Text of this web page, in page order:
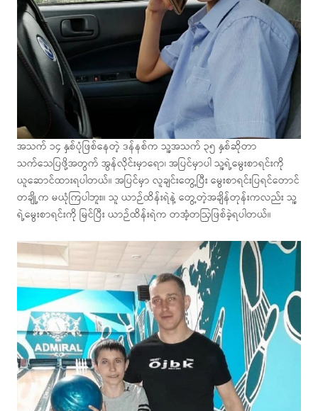
အသက် ၁၄ နှစ်ပုံဖြစ်နေတဲ့ ဒန်နစ်က သူ့အသက် ၃၅ နှစ်ဆိုတာ
သက်သေပြဖို့အတွက် အွန်လိုင်းမှာရော၊ အပြင်မှာပါ သူ့ရဲ့မွေးစာရင်းကို
ယူဆောင်ထားရပါတယ်။ အပြင်မှာ လူချင်းတွေ့ပြီး မွေးစာရင်းပြရင်တောင်
တချို့က မယုံကြပါဘူး။ သူ ယာဉ်ထိန်းရဲနဲ့ တွေ့တဲ့အချိန်တုန်းကလည်း သူ့
ရဲ့မွေးစာရင်းကို မြင်ပြီး ယာဉ်ထိန်းရဲက တအံ့တဩဖြစ်ခဲ့ရပါတယ်။